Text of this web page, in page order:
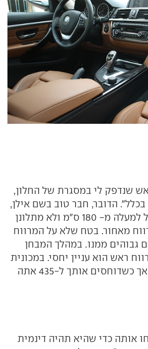
שנדפק לי במסגרת של החלון,
בכלל". הדובר, חבר טוב בשם אילן,
מתנשא לגובה של למעלה מ- 180 ס"מ ולא מתלונן
מאחור. בטח שלא על המרווח
גבוהים ממנו. במהלך המבחן
ראש הוא עניין יחסי. במכונית
מיני אתה מקלל, אך כשדוחסים אותך ל-435 אתה
אותה כדי שהיא תהיה דינמית